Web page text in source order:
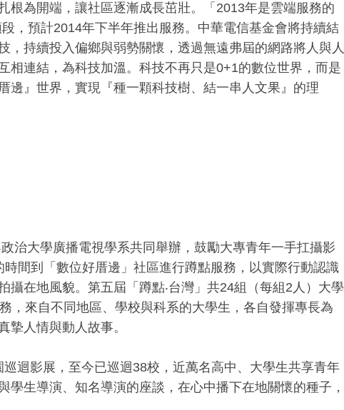
根為開端，讓社區逐漸成長茁壯。「2013年是雲端服務的
，預計2014年下半年推出服務。中華電信基金會將持續結
，持續投入偏鄉與弱勢關懷，透過無遠弗屆的網路將人與人
相連結，為科技加溫。科技不再只是0+1的數位世界，而是
邊』世界，實現『種一顆科技樹、結一串人文果』的理
政治大學廣播電視學系共同舉辦，鼓勵大專青年一手扛攝影
間到「數位好厝邊」社區進行蹲點服務，以實際行動認識
攝在地風貌。第五屆「蹲點‧台灣」共24組（每組2人）大學
，來自不同地區、學校與科系的大學生，各自發揮專長為
摯人情與動人故事。
迴影展，至今已巡迴38校，近萬名高中、大學生共享青年
學生導演、知名導演的座談，在心中播下在地關懷的種子，